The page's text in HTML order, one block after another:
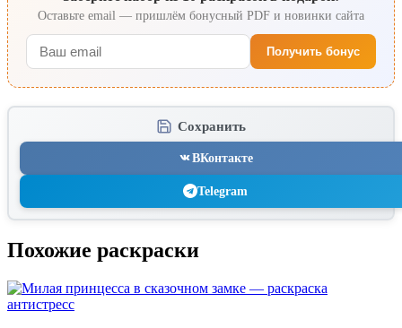
Оставьте email — пришлём бонусный PDF и новинки сайта
Получить бонус
Сохранить
ВКонтакте
Telegram
Похожие раскраски